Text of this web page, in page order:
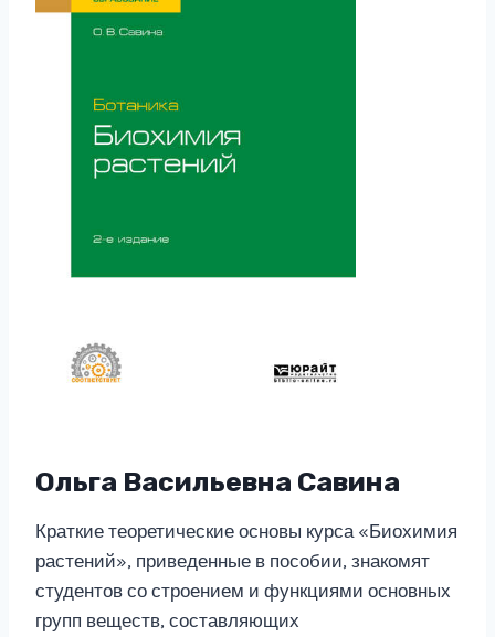
Ольга Васильевна Савина
Краткие теоретические основы курса «Биохимия
растений», приведенные в пособии, знакомят
студентов со строением и функциями основных
групп веществ, составляющих